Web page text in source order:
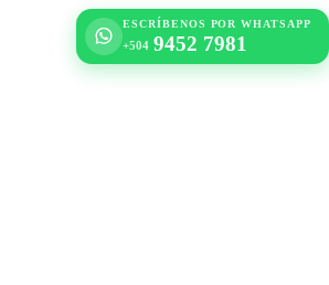
ESCRÍBENOS POR WHATSAPP
+504 9452 7981